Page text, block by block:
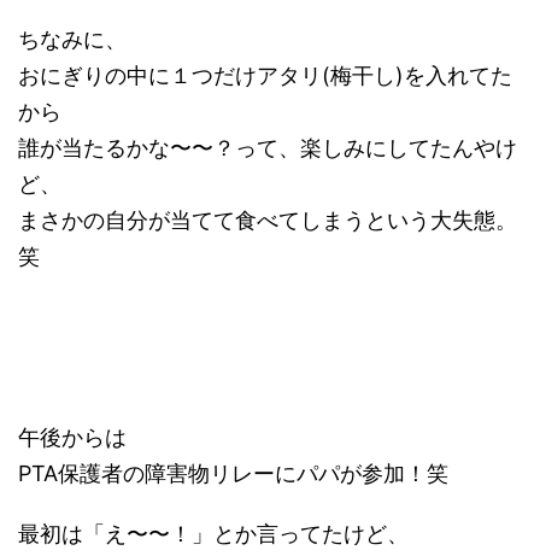
ちなみに、
おにぎりの中に１つだけアタリ(梅干し)を入れてた
から
誰が当たるかな〜〜？って、楽しみにしてたんやけ
ど、
まさかの自分が当てて食べてしまうという大失態。
笑
午後からは
PTA保護者の障害物リレーにパパが参加！笑
最初は「え〜〜！」とか言ってたけど、